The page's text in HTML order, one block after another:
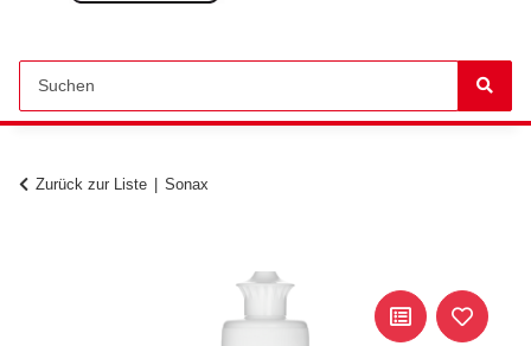
Zurück zur Liste Sonax